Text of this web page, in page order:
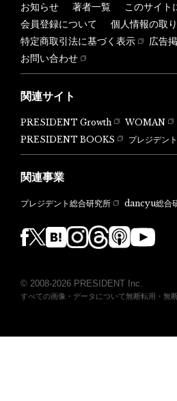
お知らせ 著者一覧
このサイト
会員登録について
個人情報の取
特定商取引法に基づく表示
広告
お問い合わせ
関連サイト
PRESIDENT Growth WOMAN
PRESIDENT BOOKS
プレジデン
関連事業
プレジデント総合研究所 dancyu総合
© 2008-2026 PRESIDENT Inc.
すべての画像・データについて無断転用・無